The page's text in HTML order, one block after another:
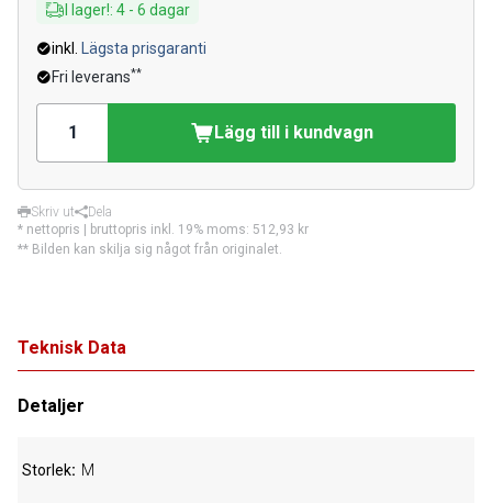
I lager!: 4 - 6 dagar
inkl.
Lägsta prisgaranti
Fri leverans**
Lägg till i kundvagn
Skriv ut
Dela
* nettopris | bruttopris inkl. 19% moms: 512,93 kr
** Bilden kan skilja sig något från originalet.
Teknisk Data
Detaljer
Storlek M